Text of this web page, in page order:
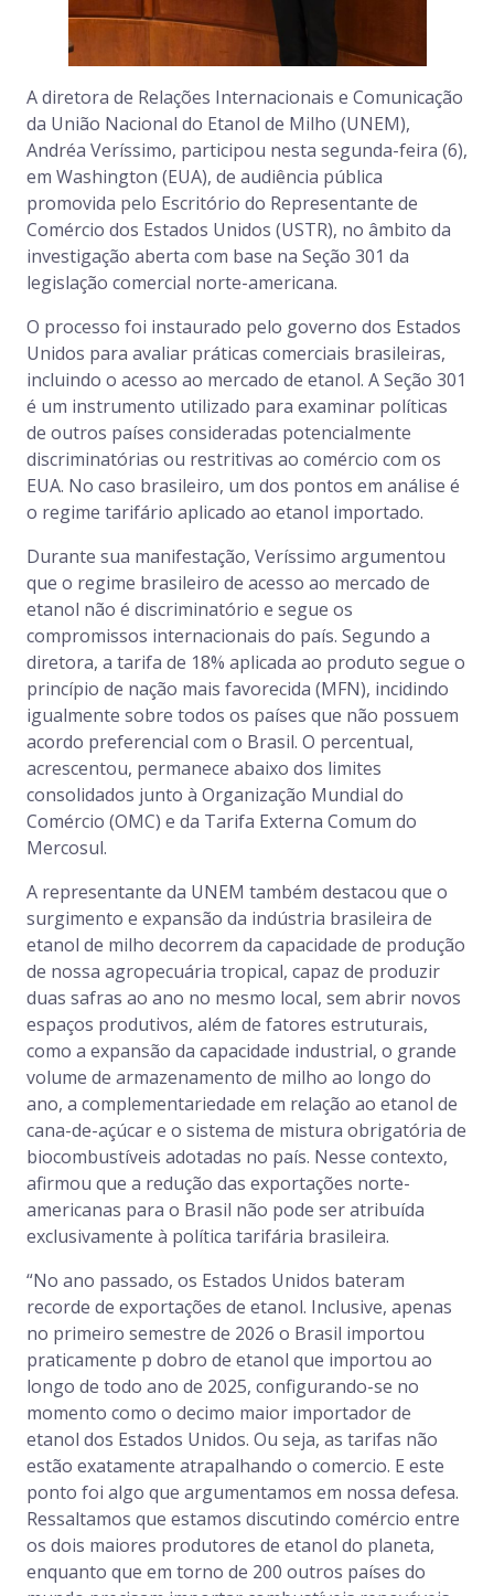
A diretora de Relações Internacionais e Comunicação
da União Nacional do Etanol de Milho (UNEM),
Andréa Veríssimo, participou nesta segunda-feira (6),
em Washington (EUA), de audiência pública
promovida pelo Escritório do Representante de
Comércio dos Estados Unidos (USTR), no âmbito da
investigação aberta com base na Seção 301 da
legislação comercial norte-americana.
O processo foi instaurado pelo governo dos Estados
Unidos para avaliar práticas comerciais brasileiras,
incluindo o acesso ao mercado de etanol. A Seção 301
é um instrumento utilizado para examinar políticas
de outros países consideradas potencialmente
discriminatórias ou restritivas ao comércio com os
EUA. No caso brasileiro, um dos pontos em análise é
o regime tarifário aplicado ao etanol importado.
Durante sua manifestação, Veríssimo argumentou
que o regime brasileiro de acesso ao mercado de
etanol não é discriminatório e segue os
compromissos internacionais do país. Segundo a
diretora, a tarifa de 18% aplicada ao produto segue o
princípio de nação mais favorecida (MFN), incidindo
igualmente sobre todos os países que não possuem
acordo preferencial com o Brasil. O percentual,
acrescentou, permanece abaixo dos limites
consolidados junto à Organização Mundial do
Comércio (OMC) e da Tarifa Externa Comum do
Mercosul.
A representante da UNEM também destacou que o
surgimento e expansão da indústria brasileira de
etanol de milho decorrem da capacidade de produção
de nossa agropecuária tropical, capaz de produzir
duas safras ao ano no mesmo local, sem abrir novos
espaços produtivos, além de fatores estruturais,
como a expansão da capacidade industrial, o grande
volume de armazenamento de milho ao longo do
ano, a complementariedade em relação ao etanol de
cana-de-açúcar e o sistema de mistura obrigatória de
biocombustíveis adotadas no país. Nesse contexto,
afirmou que a redução das exportações norte-
americanas para o Brasil não pode ser atribuída
exclusivamente à política tarifária brasileira.
“No ano passado, os Estados Unidos bateram
recorde de exportações de etanol. Inclusive, apenas
no primeiro semestre de 2026 o Brasil importou
praticamente p dobro de etanol que importou ao
longo de todo ano de 2025, configurando-se no
momento como o decimo maior importador de
etanol dos Estados Unidos. Ou seja, as tarifas não
estão exatamente atrapalhando o comercio. E este
ponto foi algo que argumentamos em nossa defesa.
Ressaltamos que estamos discutindo comércio entre
os dois maiores produtores de etanol do planeta,
enquanto que em torno de 200 outros países do